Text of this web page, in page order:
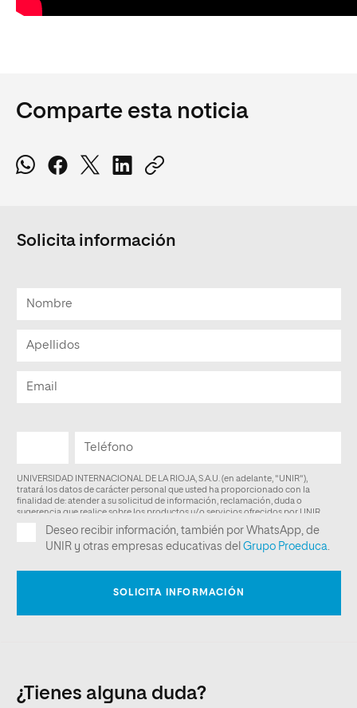
Comparte esta noticia
Solicita información
¿Tienes alguna duda?